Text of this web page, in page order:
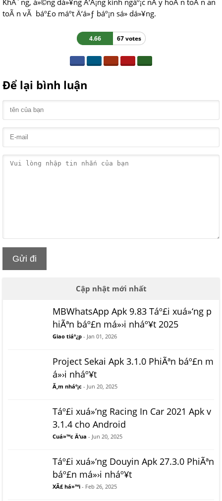
KhÃ´ng, á»©ng dá»¥ng Ä‘Ã¡ng kinh ngáº¡c nÃ y hoÃ n toÃ n an
toÃ n vÃ báº£o máº­t Ä‘á»ƒ báº¡n sá»­ dá»¥ng.
4.66 67 votes
Để lại bình luận
Gửi đi
Cập nhật mới nhất
MBWhatsApp Apk 9.83 Táº£i xuá»‘ng p
hiÃªn báº£n má»›i nháº¥t 2025
Giao tiáº¿p - Jan 01, 2026
Project Sekai Apk 3.1.0 PhiÃªn báº£n m
á»›i nháº¥t
Ã‚m nháº¡c - Jun 20, 2025
Táº£i xuá»‘ng Racing In Car 2021 Apk v
3.1.4 cho Android
Cuá»™c Ä‘ua - Jun 20, 2025
Táº£i xuá»‘ng Douyin Apk 27.3.0 PhiÃªn
báº£n má»›i nháº¥t
XÃ£ há»™i - Feb 26, 2025